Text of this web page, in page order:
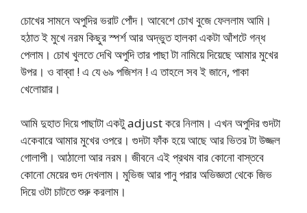
চোখের সামনে অপুদির ভরাট পোঁদ। আবেশে চোখ বুজে ফেললাম আমি।
হঠাত ই মুখে নরম কিছুর স্পর্শ আর অদ্ভুত হালকা একটা আঁশটে গন্ধ
পেলাম। চোখ খুলতে দেখি অপুদি তার পাছা টা নামিয়ে দিয়েছে আমার মুখের
উপর। ও বাব্বা ! এ যে ৬৯ পজিশন ! এ তাহলে সব ই জানে, পাকা
খেলোয়ার।
আমি দুহাত দিয়ে পাছাটা একটু adjust করে নিলাম। এখন অপুদির গুদটা
একেবারে আমার মুখের ওপরে। গুদটা ফাঁক হয়ে আছে আর ভিতর টা উজ্জল
গোলাপী। আঠালো আর নরম। জীবনে এই প্রথম বার কোনো বাস্তবে
কোনো মেয়ের গুদ দেখলাম। মুভিজ আর পানু পরার অভিজ্ঞতা থেকে জিভ
দিয়ে ওটা চাটতে শুরু করলাম।